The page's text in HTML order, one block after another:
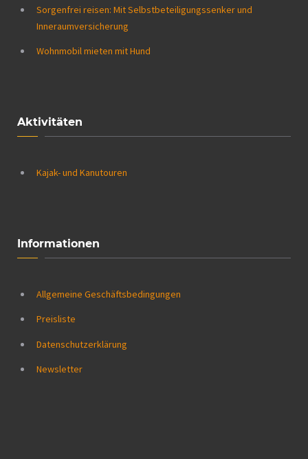
Sorgenfrei reisen: Mit Selbstbeteiligungssenker und
Inneraumversicherung
Wohnmobil mieten mit Hund
Aktivitäten
Kajak- und Kanutouren
Informationen
Allgemeine Geschäftsbedingungen
Preisliste
Datenschutzerklärung
Newsletter